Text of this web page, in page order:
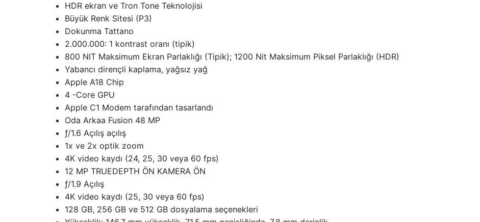
HDR ekran ve Tron Tone Teknolojisi
Büyük Renk Sitesi (P3)
Dokunma Tattano
2.000.000: 1 kontrast oranı (tipik)
800 NIT Maksimum Ekran Parlaklığı (Tipik); 1200 Nit Maksimum Piksel Parlaklığı (HDR)
Yabancı dirençli kaplama, yağsız yağ
Apple A18 Chip
4 -Core GPU
Apple C1 Modem tarafından tasarlandı
Oda Arkaa Fusion 48 MP
ƒ/1.6 Açılış açılış
1x ve 2x optik zoom
4K video kaydı (24, 25, 30 veya 60 fps)
12 MP TRUEDEPTH ÖN KAMERA ÖN
ƒ/1.9 Açılış
4K video kaydı (25, 30 veya 60 fps)
128 GB, 256 GB ve 512 GB dosyalama seçenekleri